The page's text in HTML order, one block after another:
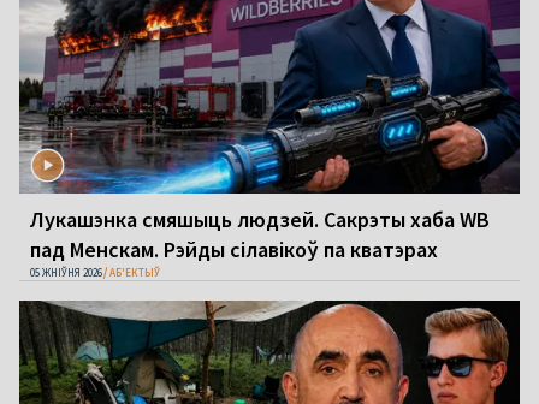
Лукашэнка смяшыць людзей. Сакрэты хаба WB
пад Менскам. Рэйды сілавікоў па кватэрах
05 ЖНІЎНЯ 2026 АБ'ЕКТЫЎ